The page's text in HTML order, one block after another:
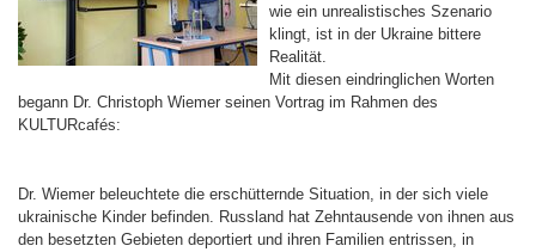
wie ein unrealistisches Szenario
klingt, ist in der Ukraine bittere
Realität.
Mit diesen eindringlichen Worten
begann Dr. Christoph Wiemer seinen Vortrag im Rahmen des
KULTURcafés:
Dr. Wiemer beleuchtete die erschütternde Situation, in der sich viele
ukrainische Kinder befinden. Russland hat Zehntausende von ihnen aus
den besetzten Gebieten deportiert und ihren Familien entrissen, in